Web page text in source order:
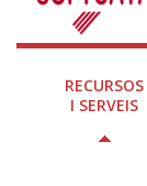
RECURSOS
I SERVEIS